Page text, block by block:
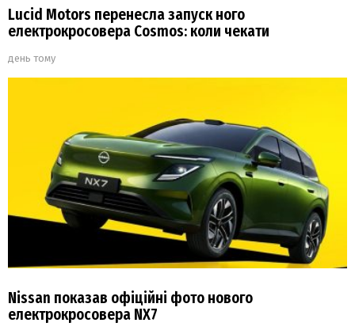
Lucid Motors перенесла запуск ного
електрокросовера Cosmos: коли чекати
день тому
Nissan показав офіційні фото нового
електрокросовера NX7